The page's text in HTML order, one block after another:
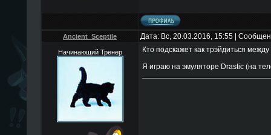
Ancient_Sceptile Дата: Вс, 20.03.2016, 15:55 |
Начинающий Тренер Кто подскажет как трэйдиться
Я играю на эмуляторе Drastic (на